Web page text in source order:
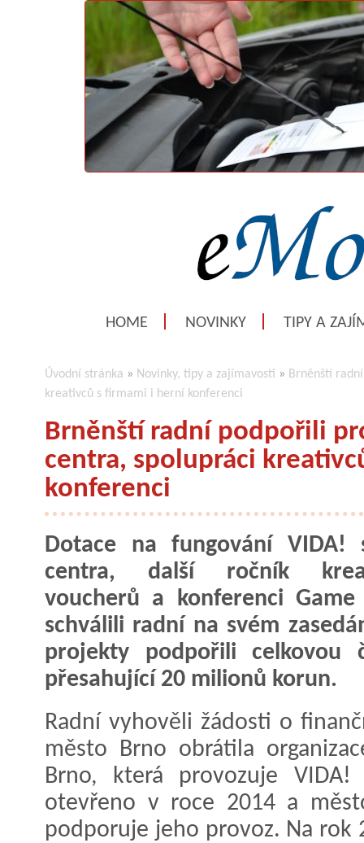
HOME NOVINKY TIPY A
Úvodní stránka » Novinky, tipy a zajímavosti » Brněnští
kreativců s firmami i herní konferenci
Brněnští radní podpořili
centra, spolupráci
konferenci
Dotace na fungování VIDA!
centra, další ročník
voucherů a konferenci Game
schválili radní na svém
projekty podpořili celkovou
přesahující 20 milionů korun.
Radní vyhověli žádosti o
město Brno obrátila
Brno, která provozuje
otevřeno v roce 2014 a
podporuje jeho provoz. Na rok